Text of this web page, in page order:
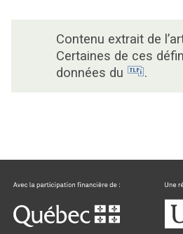
Contenu extrait de
Certaines de ces
données du
.